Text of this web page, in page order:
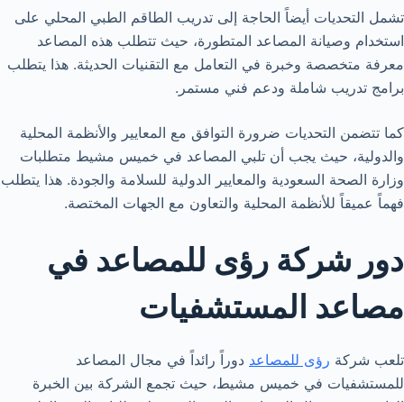
تشمل التحديات أيضاً الحاجة إلى تدريب الطاقم الطبي المحلي على
استخدام وصيانة المصاعد المتطورة، حيث تتطلب هذه المصاعد
معرفة متخصصة وخبرة في التعامل مع التقنيات الحديثة. هذا يتطلب
برامج تدريب شاملة ودعم فني مستمر.
كما تتضمن التحديات ضرورة التوافق مع المعايير والأنظمة المحلية
والدولية، حيث يجب أن تلبي المصاعد في خميس مشيط متطلبات
وزارة الصحة السعودية والمعايير الدولية للسلامة والجودة. هذا يتطلب
فهماً عميقاً للأنظمة المحلية والتعاون مع الجهات المختصة.
دور شركة رؤى للمصاعد في
مصاعد المستشفيات
تلعب شركة رؤى للمصاعد دوراً رائداً في مجال المصاعد
للمستشفيات في خميس مشيط، حيث تجمع الشركة بين الخبرة